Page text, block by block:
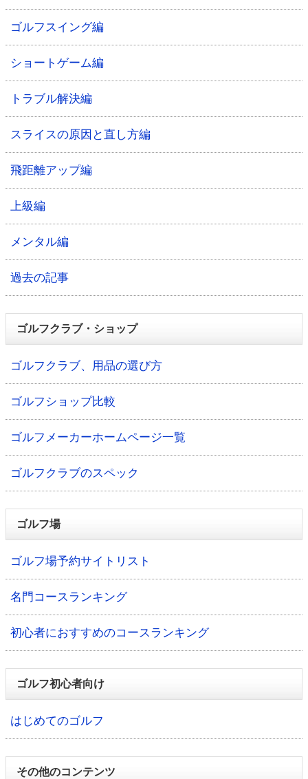
ゴルフスイング編
ショートゲーム編
トラブル解決編
スライスの原因と直し方編
飛距離アップ編
上級編
メンタル編
過去の記事
ゴルフクラブ・ショップ
ゴルフクラブ、用品の選び方
ゴルフショップ比較
ゴルフメーカーホームページ一覧
ゴルフクラブのスペック
ゴルフ場
ゴルフ場予約サイトリスト
名門コースランキング
初心者におすすめのコースランキング
ゴルフ初心者向け
はじめてのゴルフ
その他のコンテンツ